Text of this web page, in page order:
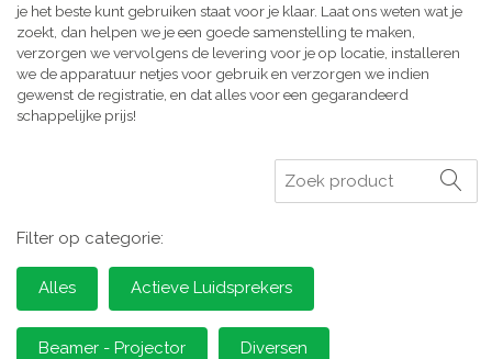
je het beste kunt gebruiken staat voor je klaar. Laat ons weten wat je
zoekt, dan helpen we je een goede samenstelling te maken,
verzorgen we vervolgens de levering voor je op locatie, installeren
we de apparatuur netjes voor gebruik en verzorgen we indien
gewenst de registratie, en dat alles voor een gegarandeerd
schappelijke prijs!
Zoeken
Filter op categorie:
Alles Actieve Luidsprekers
Beamer - Projector Diversen